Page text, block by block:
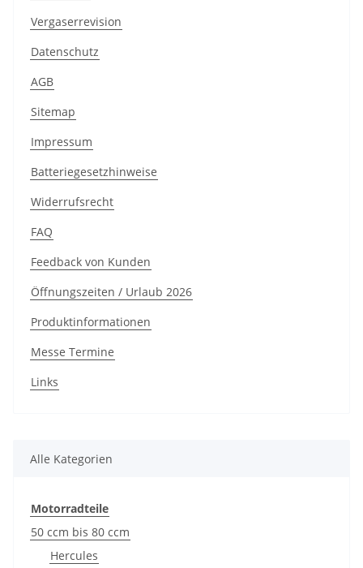
Vergaserrevision
Datenschutz
AGB
Sitemap
Impressum
Batteriegesetzhinweise
Widerrufsrecht
FAQ
Feedback von Kunden
Öffnungszeiten / Urlaub 2026
Produktinformationen
Messe Termine
Links
Alle Kategorien
Motorradteile
50 ccm bis 80 ccm
Hercules